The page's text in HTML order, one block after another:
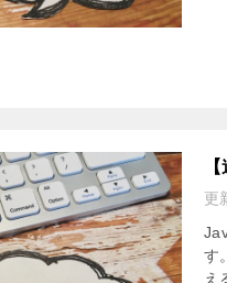
更
す
え